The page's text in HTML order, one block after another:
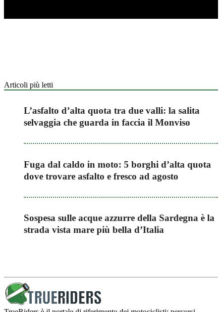
Articoli più letti
L’asfalto d’alta quota tra due valli: la salita
selvaggia che guarda in faccia il Monviso
Fuga dal caldo in moto: 5 borghi d’alta quota
dove trovare asfalto e fresco ad agosto
Sospesa sulle acque azzurre della Sardegna è la
strada vista mare più bella d’Italia